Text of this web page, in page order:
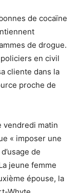
de cocaïne
de drogue.
en civil
cliente dans la
proche de
vendredi matin
« imposer une
de
jeune femme
épouse, la